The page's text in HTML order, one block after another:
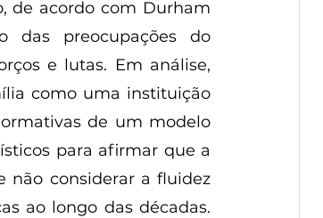
de acordo com Durham
das preocupações do
e lutas. Em análise,
como uma instituição
de um modelo
para afirmar que a
não considerar a fluidez
ao longo das décadas.